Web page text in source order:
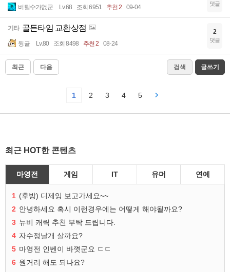
버틸수가없군 Lv.68 조회 6951 추천 2 09-04 댓글
기타 골든타임 교환상점
뒹귤 Lv.80 조회 8498 추천 2 08-24
2
댓글
최근 다음 검색 글쓰기
1 2 3 4 5
최근 HOT한 콘텐츠
마영전 게임 IT 유머 연예
1 (후방) 디제잉 보고가세요~~
2 안녕하세요 혹시 이런경우에는 어떻게 해야될까요?
3 뉴비 캐릭 추천 부탁 드립니다.
4 자수정날개 살까요?
5 마영전 인벤이 바꼇군요 ㄷㄷ
6 원거리 해도 되나요?